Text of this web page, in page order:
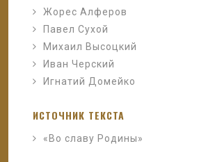
Жорес Алферов
Павел Сухой
Михаил Высоцкий
Иван Черский
Игнатий Домейко
ИСТОЧНИК ТЕКСТА
«Во славу Родины»